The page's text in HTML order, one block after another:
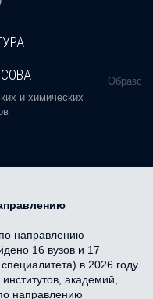
и химических
направлению
16 вузов и 17
в 2026 году
академий,
направлению